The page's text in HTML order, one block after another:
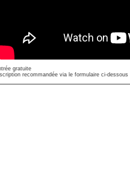
gratuite
recommandée via le formulaire ci-dessous